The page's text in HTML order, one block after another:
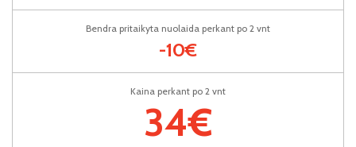
Kaina perkant po 2 vnt
34€
Bendra pritaikyta nuolaida perkant po 2 vnt
-10€